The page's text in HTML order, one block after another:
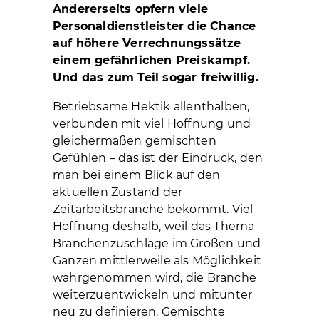
Andererseits opfern viele
Personaldienstleister die Chance
auf höhere Verrechnungssätze
einem gefährlichen Preiskampf.
Und das zum Teil sogar freiwillig.
Betriebsame Hektik allenthalben,
verbunden mit viel Hoffnung und
gleichermaßen gemischten
Gefühlen – das ist der Eindruck, den
man bei einem Blick auf den
aktuellen Zustand der
Zeitarbeitsbranche bekommt. Viel
Hoffnung deshalb, weil das Thema
Branchenzuschläge im Großen und
Ganzen mittlerweile als Möglichkeit
wahrgenommen wird, die Branche
weiterzuentwickeln und mitunter
neu zu definieren. Gemischte